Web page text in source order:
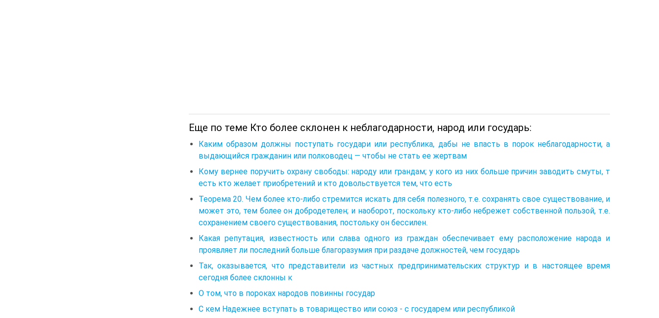
Еще по теме Кто более склонен к неблагодарности, народ или государь:
Каким образом должны поступать государи или республика, дабы не впасть в порок неблагодарности, а
выдающийся гражданин или полководец — чтобы не стать ее жертвам
Кому вернее поручить охрану свободы: народу или грандам; у кого из них больше причин заводить смуты, т
есть кто желает приобретений и кто довольствуется тем, что есть
Теорема 20. Чем более кто-либо стремится искать для себя полезного, т.е. сохранять свое существование, и
может это, тем более он добродетелен; и наоборот, поскольку кто-либо небрежет собственной пользой, т.е.
сохранением своего существования, постольку он бессилен.
Какая репутация, известность или слава одного из граждан обеспечивает ему расположение народа и
проявляет ли последний больше благоразумия при раздаче должностей, чем государь
Так, оказывается, что представители из частных предпринимательских структур и в настоящее время
сегодня более склонны к
О том, что в пороках народов повинны государ
С кем Надежнее вступать в товарищество или союз - с государем или республикой